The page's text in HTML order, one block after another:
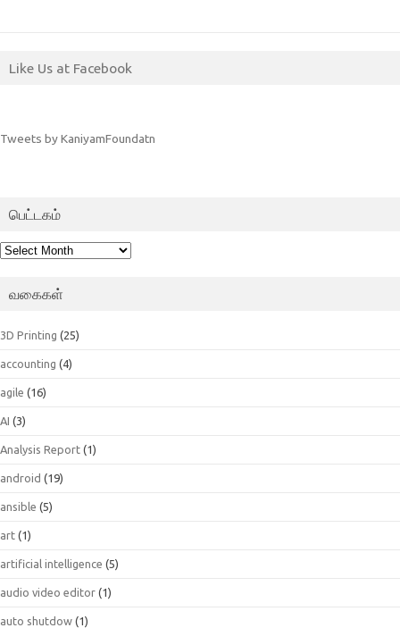
Like Us at Facebook
Tweets by KaniyamFoundatn
பெட்டகம்
பெட்டகம்
வகைகள்
3D Printing (25)
accounting (4)
agile (16)
AI (3)
Analysis Report (1)
android (19)
ansible (5)
art (1)
artificial intelligence (5)
audio video editor (1)
auto shutdow (1)